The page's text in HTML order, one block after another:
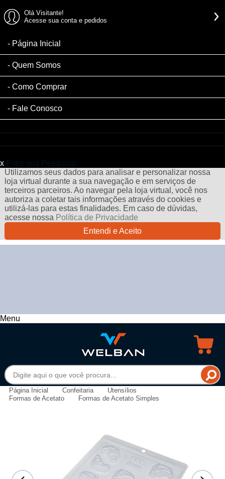
Olá Visitante!
Acesse sua conta e pedidos
Página Inicial
Quem Somos
Como Comprar
Fale Conosco
x Filtre sua Pesquisa:
Utilizamos seus dados para analisar e personalizar nossa
loja virtual durante a sua navegação e em serviços de
terceiros parceiros. Ao navegar pela loja virtual, você nos
autoriza a coletar tais informações através do cookies e
utilizá-las para estas finalidades. Em caso de dúvidas,
acesse nossa Política de Privacidade
Entendi e Aceito
Menu
Página Inicial Confeitaria
Utensílios
Formas de Acetato
Formas de Acetato Simples